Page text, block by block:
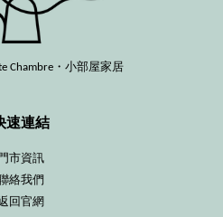
Chambre・小部屋家居
速連結
門市資訊
絡我們
回官網